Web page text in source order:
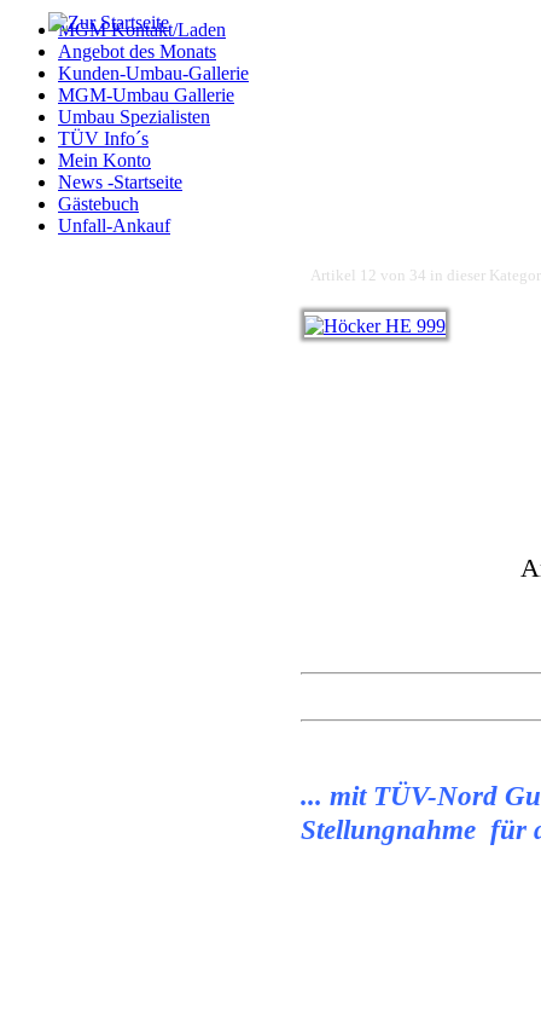
MGM Kontakt/Laden
Angebot des Monats
Kunden-Umbau-Gallerie
MGM-Umbau Gallerie
Umbau Spezialisten
TÜV Info´s
Mein Konto
News -Startseite
Gästebuch
Unfall-Ankauf
Artikel 12 von 34 in dieser
... mit TÜV-Nord
Stellungnahme für